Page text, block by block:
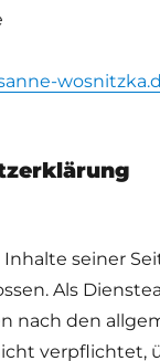
seiner
Als
nach den